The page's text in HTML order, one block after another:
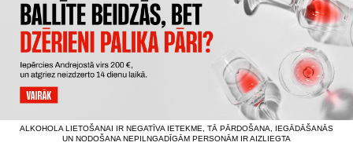
ALKOHOLA LIETOŠANAI IR NEGATĪVA IETEKME, TĀ PĀRDOŠANA, IEGĀDĀŠANĀS
UN NODOŠANA NEPILNGADĪGĀM PERSONĀM IR AIZLIEGTA